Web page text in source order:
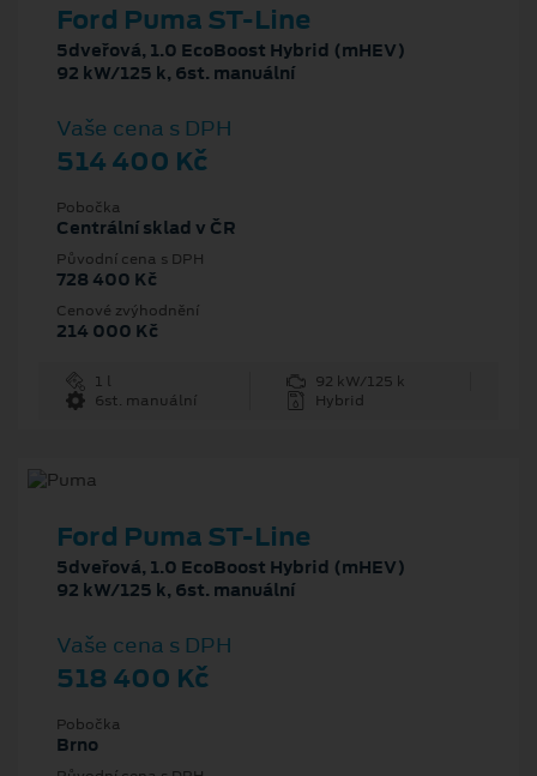
Ford Puma ST-Line
5dveřová, 1.0 EcoBoost Hybrid (mHEV)
92 kW/125 k, 6st. manuální
Vaše cena s DPH
514 400 Kč
Pobočka
Centrální sklad v ČR
Původní cena s DPH
728 400 Kč
Cenové zvýhodnění
214 000 Kč
1 l
92 kW/125 k
6st. manuální
Hybrid
Ford Puma ST-Line
5dveřová, 1.0 EcoBoost Hybrid (mHEV)
92 kW/125 k, 6st. manuální
Vaše cena s DPH
518 400 Kč
Pobočka
Brno